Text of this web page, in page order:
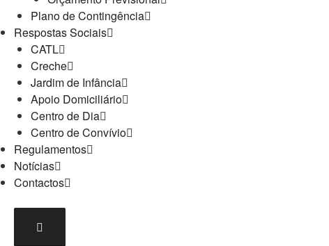
Plano de Contingência
Respostas Sociais
CATL
Creche
Jardim de Infância
Apoio Domiciliário
Centro de Dia
Centro de Convívio
Regulamentos
Notícias
Contactos